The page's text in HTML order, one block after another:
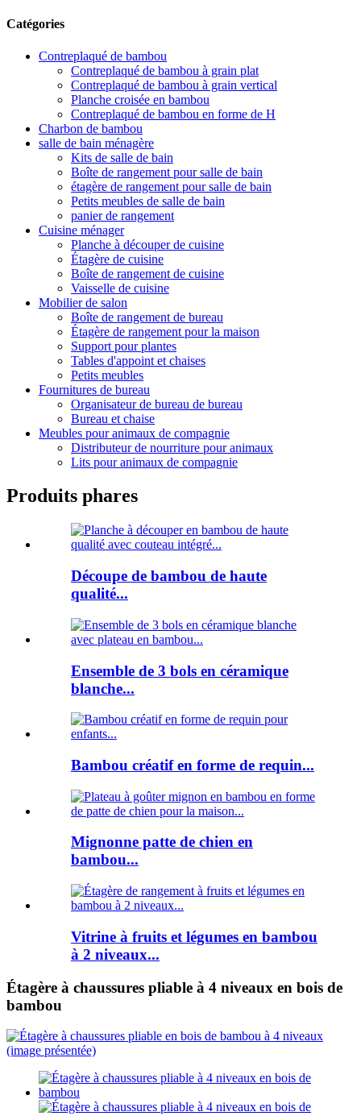
Catégories
Contreplaqué de bambou
Contreplaqué de bambou à grain plat
Contreplaqué de bambou à grain vertical
Planche croisée en bambou
Contreplaqué de bambou en forme de H
Charbon de bambou
salle de bain ménagère
Kits de salle de bain
Boîte de rangement pour salle de bain
étagère de rangement pour salle de bain
Petits meubles de salle de bain
panier de rangement
Cuisine ménager
Planche à découper de cuisine
Étagère de cuisine
Boîte de rangement de cuisine
Vaisselle de cuisine
Mobilier de salon
Boîte de rangement de bureau
Étagère de rangement pour la maison
Support pour plantes
Tables d'appoint et chaises
Petits meubles
Fournitures de bureau
Organisateur de bureau de bureau
Bureau et chaise
Meubles pour animaux de compagnie
Distributeur de nourriture pour animaux
Lits pour animaux de compagnie
Produits phares
Découpe de bambou de haute
qualité...
Ensemble de 3 bols en céramique
blanche...
Bambou créatif en forme de requin...
Mignonne patte de chien en
bambou...
Vitrine à fruits et légumes en bambou
à 2 niveaux...
Étagère à chaussures pliable à 4 niveaux en bois de
bambou